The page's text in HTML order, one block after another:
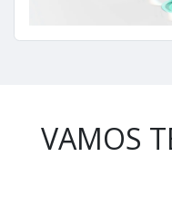
VAMOS